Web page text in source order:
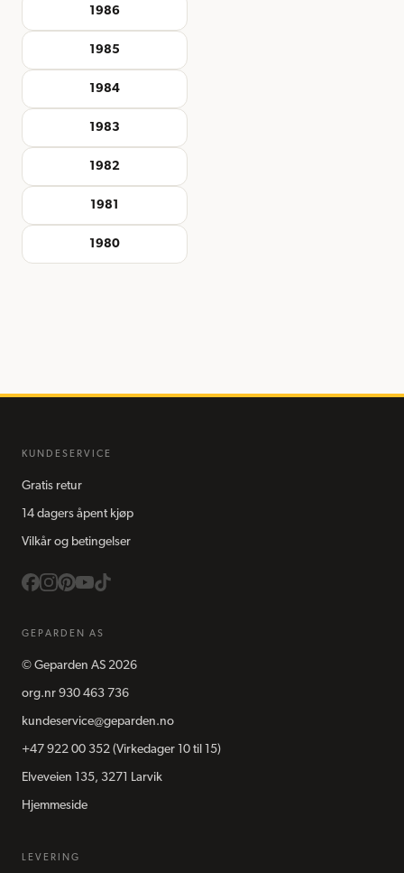
1986
1985
1984
1983
1982
1981
1980
KUNDESERVICE
Gratis retur
14 dagers åpent kjøp
Vilkår og betingelser
GEPARDEN AS
© Geparden AS 2026
org.nr 930 463 736
kundeservice@geparden.no
+47 922 00 352 (Virkedager 10 til 15)
Elveveien 135, 3271 Larvik
Hjemmeside
LEVERING